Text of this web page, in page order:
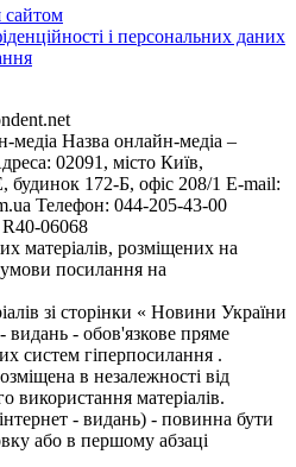
сайтом
і персональних даних
медіа Назва онлайн-медіа –
02091, місто Київ,
172-Б, офіс 208/1 E-mail:
Телефон: 044-205-43-00
R40-06068
матеріалів, розміщених на
умови посилання на
зі сторінки « Новини України
- видань - обов'язкове пряме
систем гіперпосилання .
в незалежності від
використання матеріалів.
- видань) - повинна бути
або в першому абзаці